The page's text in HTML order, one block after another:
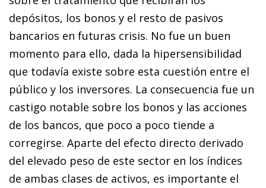
depósitos, los bonos y el resto de pasivos
bancarios en futuras crisis. No fue un buen
momento para ello, dada la hipersensibilidad
que todavía existe sobre esta cuestión entre el
público y los inversores. La consecuencia fue un
castigo notable sobre los bonos y las acciones
de los bancos, que poco a poco tiende a
corregirse. Aparte del efecto directo derivado
del elevado peso de este sector en los índices
de ambas clases de activos, es importante el